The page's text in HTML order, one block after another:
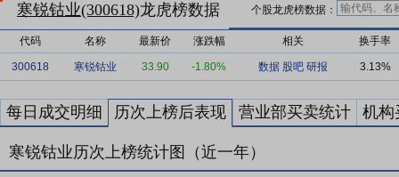
寒锐钴业(300618)龙虎榜数据 个股龙虎榜数据：
代码 名称 最新价 涨跌幅 相关 换手率
300618 寒锐钴业 33.90 -1.80% 数据 股吧 研报 3.13%
每日成交明细 历次上榜后表现 营业部买卖统计 机构
寒锐钴业历次上榜统计图（近一年）